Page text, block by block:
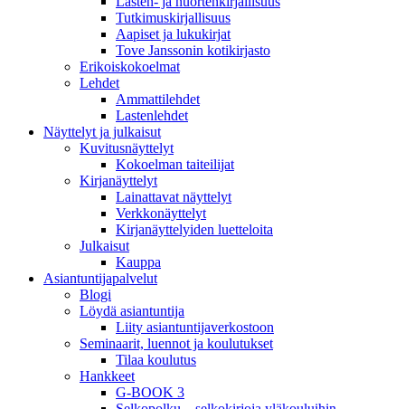
Tutkimuskirjallisuus
Aapiset ja lukukirjat
Tove Janssonin kotikirjasto
Erikoiskokoelmat
Lehdet
Ammattilehdet
Lastenlehdet
Näyttelyt ja julkaisut
Kuvitusnäyttelyt
Kokoelman taiteilijat
Kirjanäyttelyt
Lainattavat näyttelyt
Verkkonäyttelyt
Kirjanäyttelyiden luetteloita
Julkaisut
Kauppa
Asiantuntija­palvelut
Blogi
Löydä asiantuntija
Liity asiantuntijaverkostoon
Seminaarit, luennot ja koulutukset
Tilaa koulutus
Hankkeet
G-BOOK 3